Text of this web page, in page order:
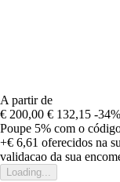
A partir de
€ 200,00 € 132,15 -34%
Poupe 5% com o
+€ 6,61 oferecidos na
validacao da sua
Loading...